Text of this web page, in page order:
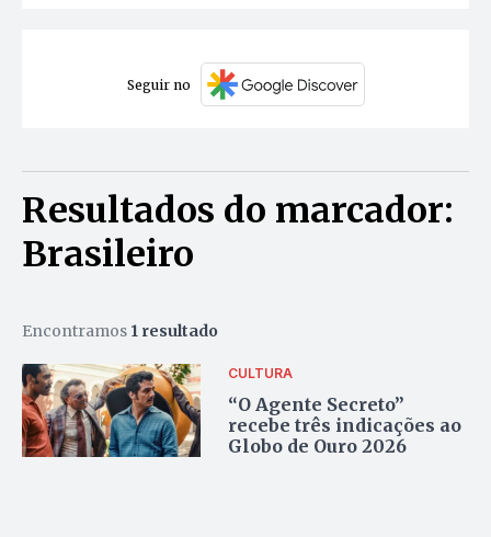
Seguir no
Resultados do marcador:
Brasileiro
Encontramos 1 resultado
CULTURA
“O Agente Secreto”
recebe três indicações ao
Globo de Ouro 2026